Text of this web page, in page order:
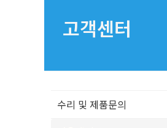
고객센터
수리 및 제품문의